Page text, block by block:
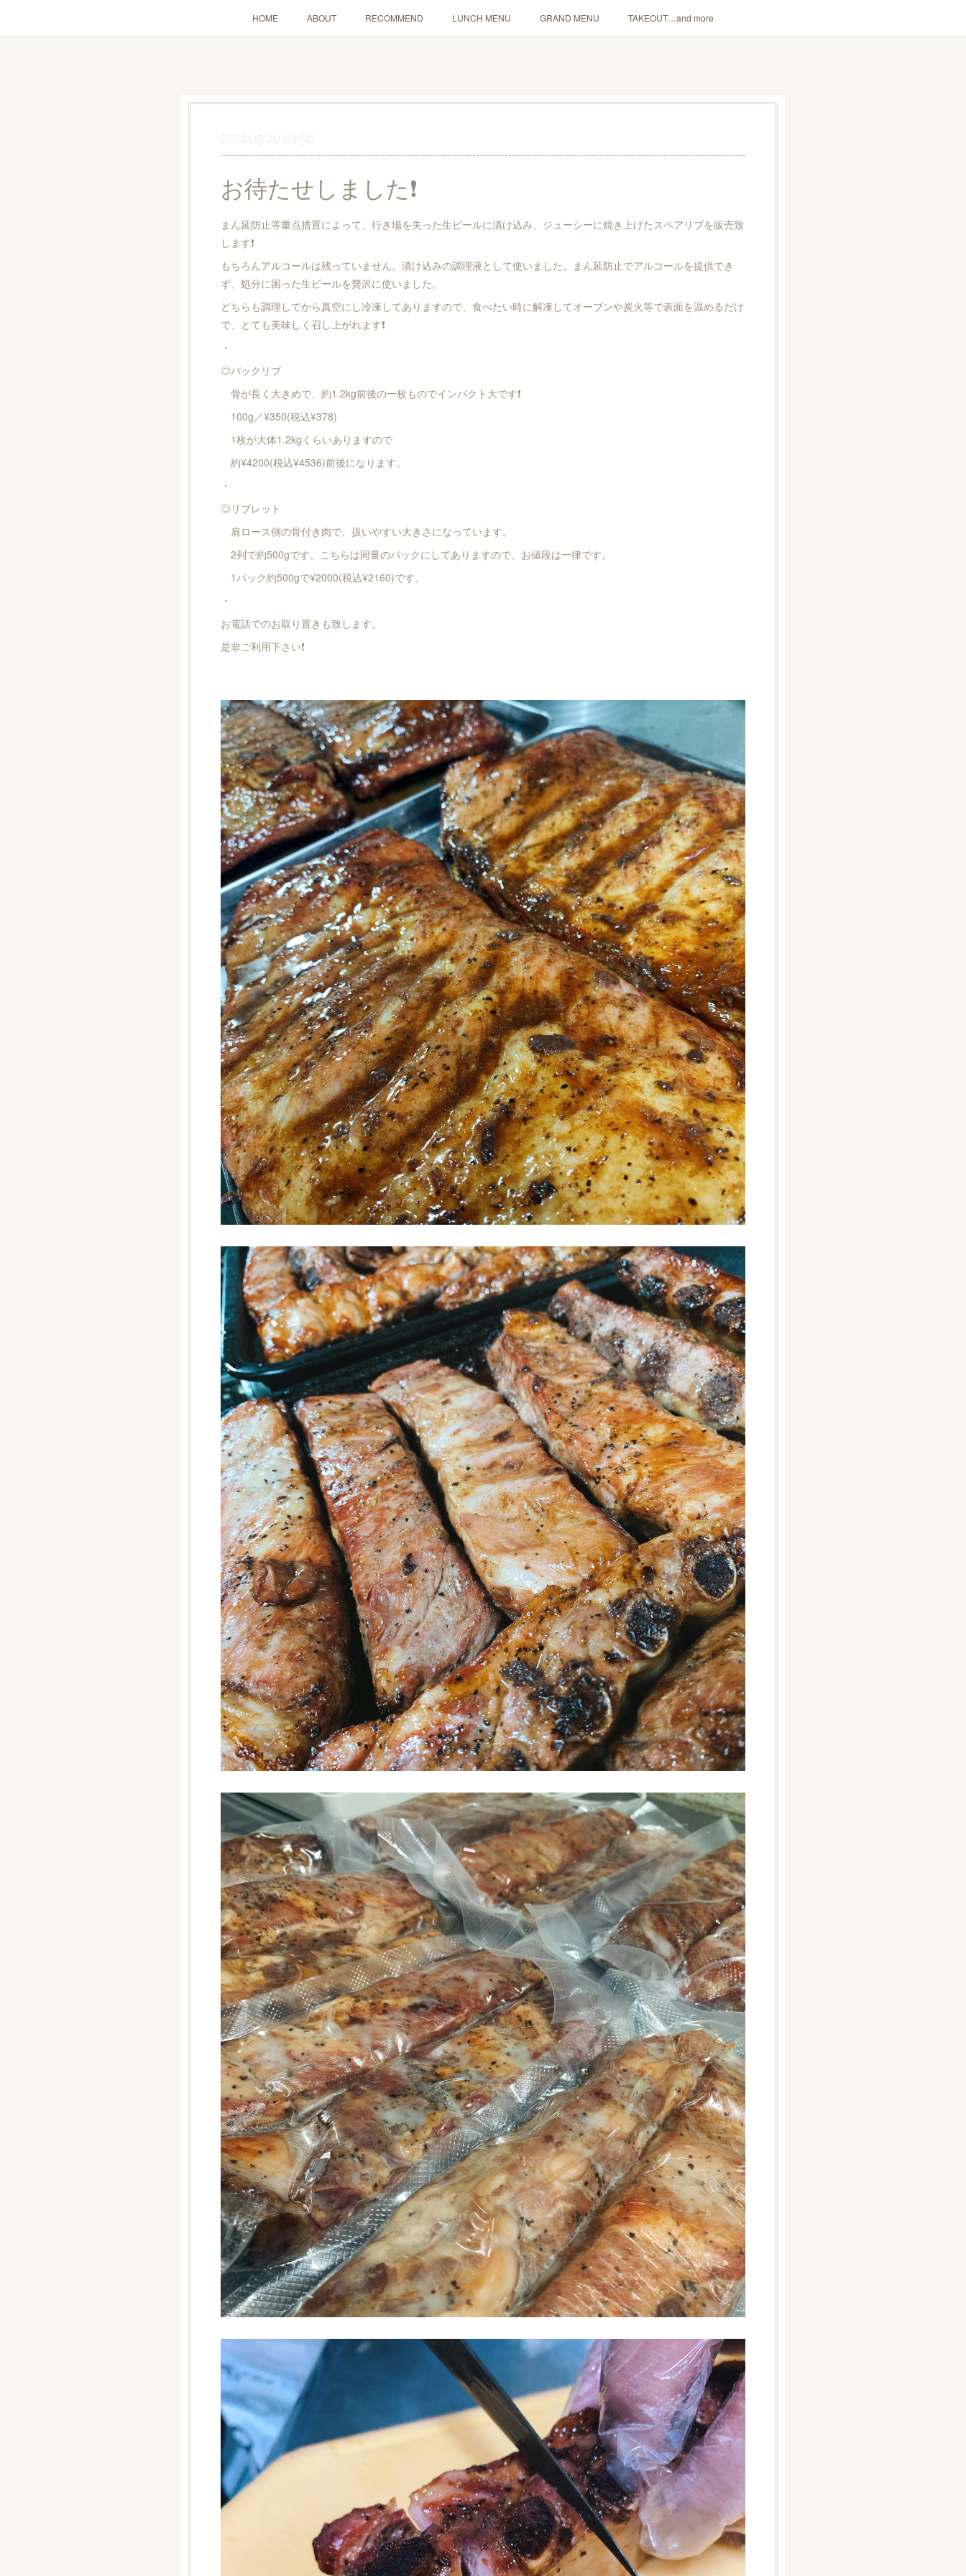
HOME ABOUT RECOMMEND LUNCH MENU GRAND MENU TAKEOUT…and more
2021.05.20 01:56
お待たせしました❗️
まん延防止等重点措置によって、行き場を失った生ビールに漬け込み、ジューシーに焼き上げたスペアリブを販売致
します❗️
もちろんアルコールは残っていません。漬け込みの調理液として使いました。まん延防止でアルコールを提供でき
ず、処分に困った生ビールを贅沢に使いました。
どちらも調理してから真空にし冷凍してありますので、食べたい時に解凍してオーブンや炭火等で表面を温めるだけ
で、とても美味しく召し上がれます❗️
・
◎バックリブ
骨が長く大きめで、約1.2kg前後の一枚ものでインパクト大です❗️
100g／¥350(税込¥378)
1枚が大体1.2kgくらいありますので
約¥4200(税込¥4536)前後になります。
・
◎リブレット
肩ロース側の骨付き肉で、扱いやすい大きさになっています。
2列で約500gです。こちらは同量のパックにしてありますので、お値段は一律です。
1パック約500gで¥2000(税込¥2160)です。
・
お電話でのお取り置きも致します。
是非ご利用下さい❗️